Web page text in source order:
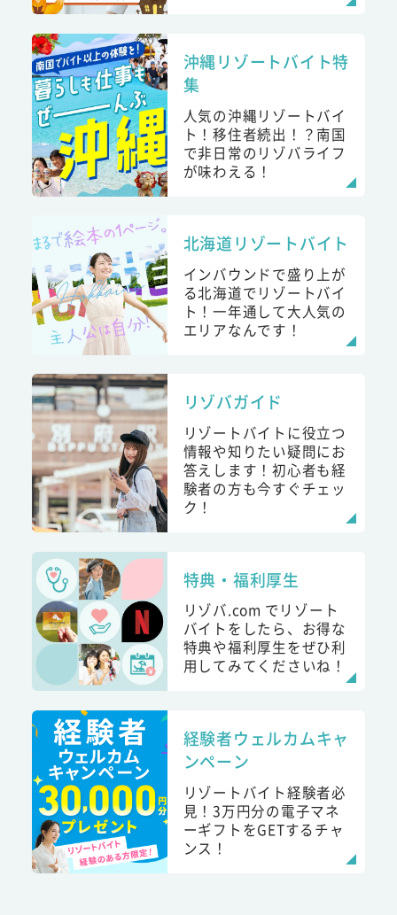
沖縄リゾートバイト特
集
人気の沖縄リゾートバイ
ト！移住者続出！？南国
で非日常のリゾバライフ
が味わえる！
北海道リゾートバイト
インバウンドで盛り上が
る北海道でリゾートバイ
ト！一年通して大人気の
エリアなんです！
リゾバガイド
リゾートバイトに役立つ
情報や知りたい疑問にお
答えします！初心者も経
験者の方も今すぐチェッ
ク！
特典・福利厚生
リゾバ.com でリゾート
バイトをしたら、お得な
特典や福利厚生をぜひ利
用してみてくださいね！
経験者ウェルカムキャ
ンペーン
リゾートバイト経験者必
見！3万円分の電子マネ
ーギフトをGETするチャ
ンス！